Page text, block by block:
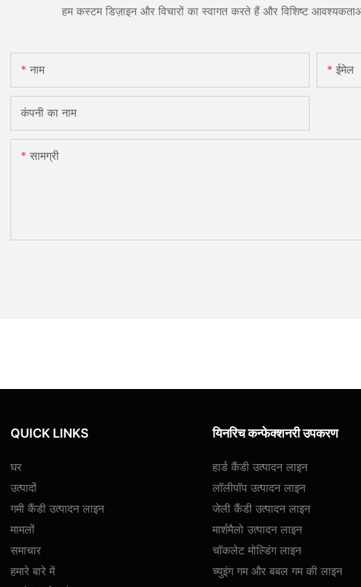
हम कस्टम डिज़ाइन और विचारों का स्वागत करते हैं और विशिष्ट
नाम ईमेल
कंपनी का नाम
सामग्री
QUICK LINKS
घर
उत्पादों
गमी कैंडी उत्पादन लाइन
मामलों
समाचार
हमारे बारे में
यिनरिच कन्फेक्शनरी उपकरण
हार्ड कैंडी उत्पादन लाइन
लॉलीपॉप उत्पादन लाइन
जेली कैंडी उत्पादन लाइन
मार्शमैलो उत्पादन लाइन
चॉकलेट मोल्डिंग लाइन
च्युइंग गम और बबल गम की लाइन